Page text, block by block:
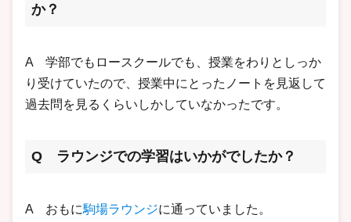
か？
A 学部でもロースクールでも、授業をわりとしっか
り受けていたので、授業中にとったノートを見返して
過去問を見るくらいしかしていなかったです。
Q ラウンジでの学習はいかがでしたか？
A おもに駒場ラウンジに通っていました。